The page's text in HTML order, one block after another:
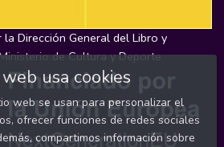
Dirección General del Libro y
de Cultura y Deporte
usa cookies
web se usan para personalizar el
ofrecer funciones de redes sociales
compartimos información sobre